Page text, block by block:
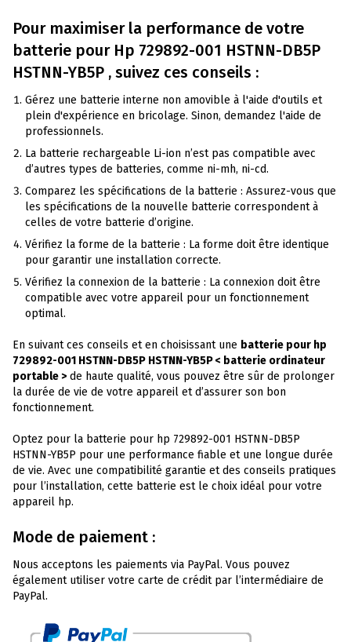
Pour maximiser la performance de votre
batterie pour Hp 729892-001 HSTNN-DB5P
HSTNN-YB5P , suivez ces conseils :
Gérez une batterie interne non amovible à l'aide d'outils et
plein d'expérience en bricolage. Sinon, demandez l'aide de
professionnels.
La batterie rechargeable Li-ion n’est pas compatible avec
d’autres types de batteries, comme ni-mh, ni-cd.
Comparez les spécifications de la batterie : Assurez-vous que
les spécifications de la nouvelle batterie correspondent à
celles de votre batterie d’origine.
Vérifiez la forme de la batterie : La forme doit être identique
pour garantir une installation correcte.
Vérifiez la connexion de la batterie : La connexion doit être
compatible avec votre appareil pour un fonctionnement
optimal.
En suivant ces conseils et en choisissant une batterie pour hp
729892-001 HSTNN-DB5P HSTNN-YB5P < batterie ordinateur
portable > de haute qualité, vous pouvez être sûr de prolonger
la durée de vie de votre appareil et d’assurer son bon
fonctionnement.
Optez pour la batterie pour hp 729892-001 HSTNN-DB5P
HSTNN-YB5P pour une performance fiable et une longue durée
de vie. Avec une compatibilité garantie et des conseils pratiques
pour l’installation, cette batterie est le choix idéal pour votre
appareil hp.
Mode de paiement :
Nous acceptons les paiements via PayPal. Vous pouvez
également utiliser votre carte de crédit par l’intermédiaire de
PayPal.